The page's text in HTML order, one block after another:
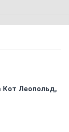
Кот Леопольд,